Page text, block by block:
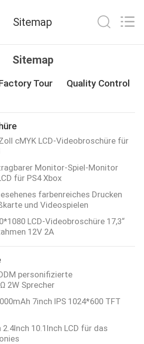
Sitemap
Sitemap
Tour
Quality Control
cMYK LCD-Videobroschüre für
Monitor-Spiel-Monitor
für PS4 Xbox
farbenreiches Drucken
und Videospielen
LCD-Videobroschüre 17,3“
12V 2A
personifizierte
2W Sprecher
7inch IPS 1024*600 TFT
10.1Inch LCD für das